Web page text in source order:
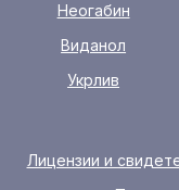
Неогабин
Виданол
Укрлив
Лицензии и